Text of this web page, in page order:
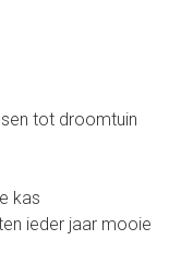
tot droomtuin
kas
ieder jaar mooie